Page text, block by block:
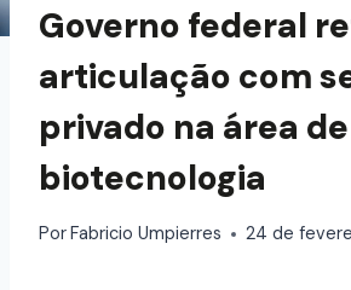
Governo federal
articulação com
privado na área de
biotecnologia
PorFabricio Umpierres 24 de